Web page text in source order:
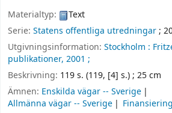
Materialtyp:
Text
Serie: Statens offentliga utredningar;
Utgivningsinformation: Stockholm :
publikationer, 2001 ;
Beskrivning: 119 s. (119, [4] s.) ; 25 cm
Ämnen: Enskilda vägar -- Sverige
Allmänna vägar -- Sverige
Finansiering